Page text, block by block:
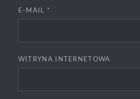
E-MAIL *
WITRYNA INTERNETOWA